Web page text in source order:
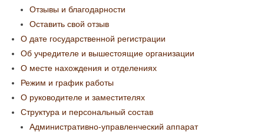
Отзывы и благодарности
Оставить свой отзыв
О дате государственной регистрации
Об учредителе и вышестоящие организации
О месте нахождения и отделениях
Режим и график работы
О руководителе и заместителях
Структура и персональный состав
Административно-управленческий аппарат